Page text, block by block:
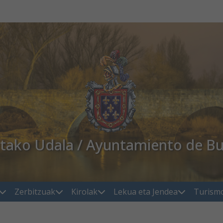
Udala / Ayuntamiento de
Zerbitzuak Kirolak Lekua eta Jendea